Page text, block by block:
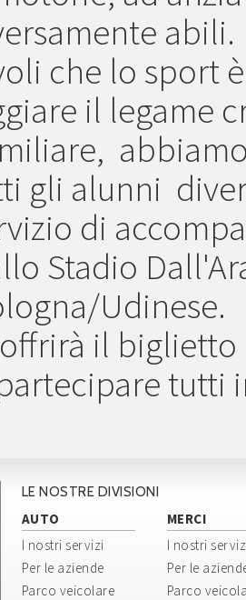
abili.
che lo sport
il legame
gli alunni
di
Stadio
Udinese.
il
tutti
LE NOSTRE DIVISIONI
AUTO
I nostri servizi
Per le aziende
Parco veicolare
MERCI
I nostri
Per le
Parco